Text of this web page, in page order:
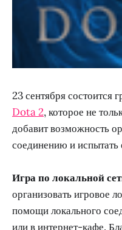
23 сентября состоится
Dota 2, которое не
добавит возможность
соединению и
Игра по локальной
организовать игровое
помощи локального
или в интернет-кафе.